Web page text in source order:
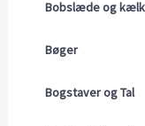
Bobslæde og kælk
Bøger
Bogstaver og Tal